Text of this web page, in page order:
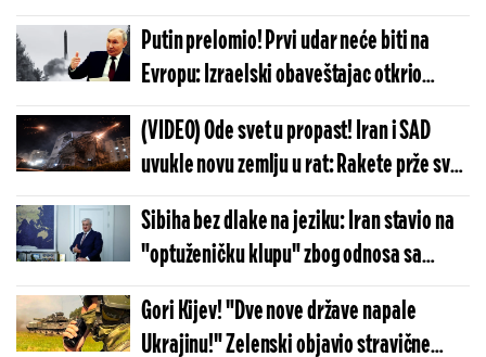
zapadni moćnici hitno zvali Teheran da
spreče katastrofu
Putin prelomio! Prvi udar neće biti na
Evropu: Izraelski obaveštajac otkrio
neočekivanu metu po kojoj će Rusija
raspaliti
(VIDEO) Ode svet u propast! Iran i SAD
uvukle novu zemlju u rat: Rakete prže sve
redom, situacija ekalirala do kranjih
granica
Sibiha bez dlake na jeziku: Iran stavio na
"optuženičku klupu" zbog odnosa sa
Rusijom
Gori Kijev! "Dve nove države napale
Ukrajinu!" Zelenski objavio stravične